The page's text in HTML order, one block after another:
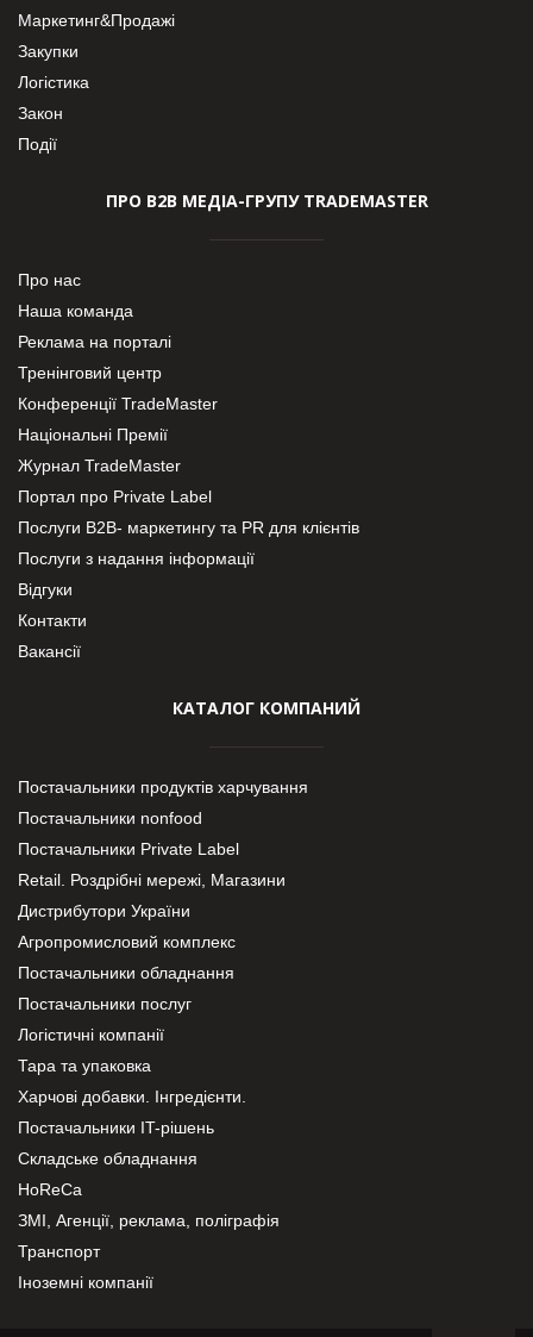
Маркетинг&Продажі
Закупки
Логістика
Закон
Події
ПРО В2В МЕДІА-ГРУПУ TRADEMASTER
Про нас
Наша команда
Реклама на порталі
Тренінговий центр
Конференції TradeMaster
Національні Премії
Журнал TradeMaster
Портал про Private Label
Послуги В2В- маркетингу та PR для клієнтів
Послуги з надання інформації
Відгуки
Контакти
Вакансії
КАТАЛОГ КОМПАНИЙ
Постачальники продуктів харчування
Постачальники nonfood
Постачальники Private Label
Retail. Роздрібні мережі, Магазини
Дистрибутори України
Агропромисловий комплекс
Постачальники обладнання
Постачальники послуг
Логістичні компанії
Тара та упаковка
Харчові добавки. Інгредієнти.
Постачальники IT-рішень
Складське обладнання
HoReCa
ЗМІ, Агенції, реклама, поліграфія
Транспорт
Іноземні компанії